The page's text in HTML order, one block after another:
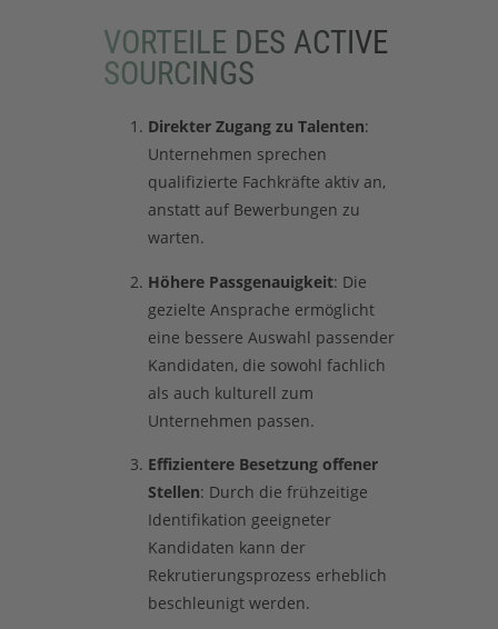
VORTEILE DES ACTIVE
SOURCINGS
Direkter Zugang zu Talenten:
Unternehmen sprechen
qualifizierte Fachkräfte aktiv an,
anstatt auf Bewerbungen zu
warten.
Höhere Passgenauigkeit: Die
gezielte Ansprache ermöglicht
eine bessere Auswahl passender
Kandidaten, die sowohl fachlich
als auch kulturell zum
Unternehmen passen.
Effizientere Besetzung offener
Stellen: Durch die frühzeitige
Identifikation geeigneter
Kandidaten kann der
Rekrutierungsprozess erheblich
beschleunigt werden.